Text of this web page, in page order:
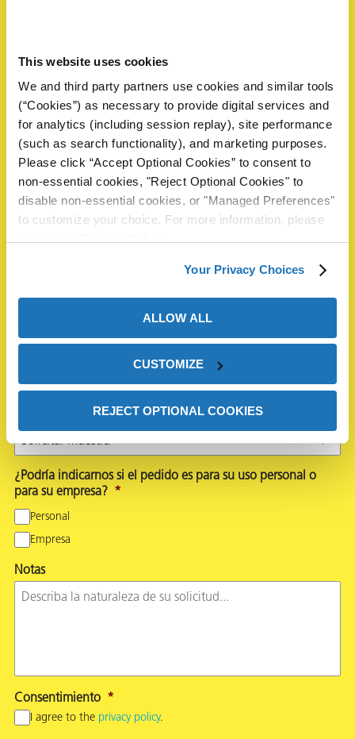
This website uses cookies
We and third party partners use cookies and similar tools
(“Cookies”) as necessary to provide digital services and
for analytics (including session replay), site performance
(such as search functionality), and marketing purposes.
Please click “Accept Optional Cookies” to consent to
non-essential cookies, "Reject Optional Cookies" to
disable non-essential cookies, or "Managed Preferences"
to customize your choice. For more information, please
Your Privacy Choices
ALLOW ALL
CUSTOMIZE
REJECT OPTIONAL COOKIES
Last
Correo electrónico Teléfono
Compañía *
País *
¿Podría indicarnos si el pedido es para su uso personal o
para su empresa? *
Personal
Empresa
Notas
Consentimiento *
I agree to the privacy policy.